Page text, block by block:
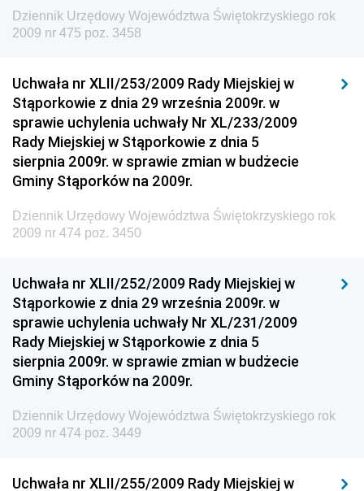
Dziennik Urzędowy Prezesa Urzędu Transportu
Kolejowego
Technologii
Dziennik Urzędowy Ministra Inwestycji i Rozwoju
Dziennik Urzędowy Naczelnego Dyrektora Archiwów
Państwowych
Dziennik Urzędowy Ministra Finansów, Inwestycji i
Dziennik Urzędowy Ministra Klimatu
Dziennik Urzędowy Ministra Funduszy i Polityki
Regionalnej
Dziennik Urzędowy Ministra Aktywów Państwowych
Dziennik Urzędowy Ministra Zdrowia
Dziennik Urzędowy Ministra Środowiska i Głównego
Dziennik Urzędowy Ministra Klimatu i Środowiska
Narodowego i Sportu
Dziennik Urzędowy Województwa Świętokrzyskiego rok
2009 nr 475 poz. 3458
Uchwała nr XLII/253/2009 Rady Miejskiej w
Stąporkowie z dnia 29 września 2009r. w
sprawie uchylenia uchwały Nr XL/233/2009
Rady Miejskiej w Stąporkowie z dnia 5
sierpnia 2009r. w sprawie zmian w budżecie
Gminy Stąporków na 2009r.
Dziennik Urzędowy Województwa Świętokrzyskiego rok
2009 nr 474 poz. 3450
Uchwała nr XLII/252/2009 Rady Miejskiej w
Stąporkowie z dnia 29 września 2009r. w
sprawie uchylenia uchwały Nr XL/231/2009
Rady Miejskiej w Stąporkowie z dnia 5
sierpnia 2009r. w sprawie zmian w budżecie
Gminy Stąporków na 2009r.
Dziennik Urzędowy Województwa Świętokrzyskiego rok
2009 nr 474 poz. 3449
Uchwała nr XLII/255/2009 Rady Miejskiej w